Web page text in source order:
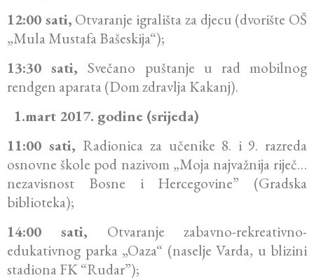
12:00 sati, Otvaranje igrališta za djecu (dvorište OŠ
„Mula Mustafa Bašeskija“);
13:30 sati,Svečano puštanje u rad mobilnog
rendgen aparata (Dom zdravlja Kakanj).
1.mart 2017. godine (srijeda)
11:00 sati, Radionica za učenike 8. i 9. razreda
osnovne škole pod nazivom „Moja najvažnija riječ…
nezavisnost Bosne i Hercegovine” (Gradska
biblioteka);
14:00 sati, Otvaranje zabavno-rekreativno-
edukativnog parka „Oaza“ (naselje Varda, u blizini
stadiona FK “Rudar”);